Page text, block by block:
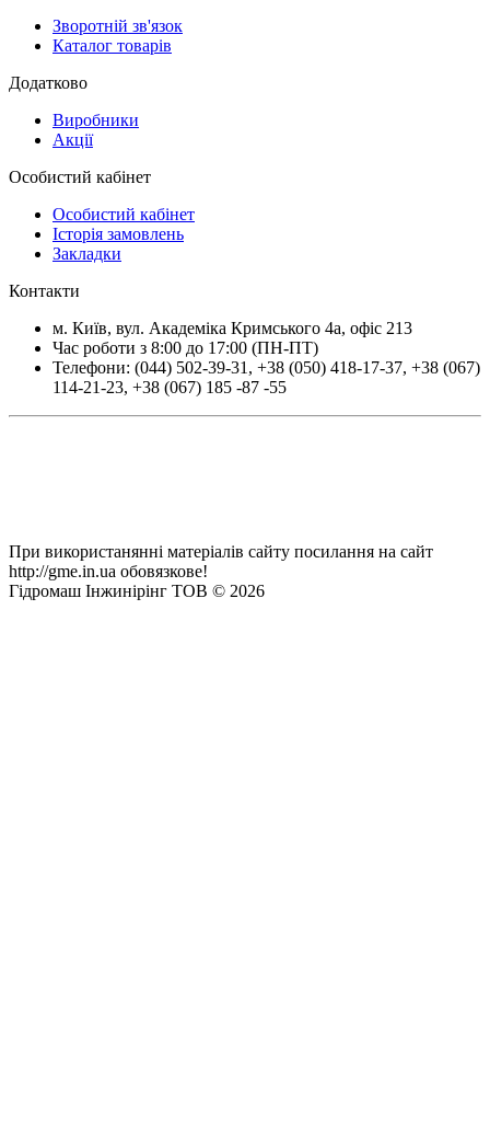
Зворотній зв'язок
Каталог товарів
Додатково
Виробники
Акції
Особистий кабінет
Особистий кабінет
Історія замовлень
Закладки
Контакти
м. Київ, вул. Академіка Кримського 4а, офіс 213
Час роботи з 8:00 до 17:00 (ПН-ПТ)
Телефони: (044) 502-39-31 , +38 (050) 418-17-37, +38 (067)
114-21-23, +38 (067) 185 -87 -55
При використанянні матеріалів сайту посилання на сайт
http://gme.in.ua обовязкове!
Гідромаш Інжинірінг ТОВ © 2026